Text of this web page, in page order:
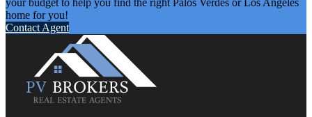
your budget to help you find the right Palos Verdes or Los Angeles
home for you!
Contact Agent